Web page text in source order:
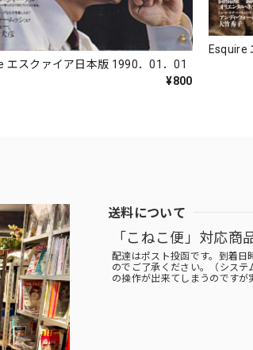
エスクァイア日本版 1990．01．01
¥800
Esquire
送料について
「こねこ便」対応商
配達はポスト投函です。到着日
のでご了承ください。（シス
の操作が出来てしまうのですが